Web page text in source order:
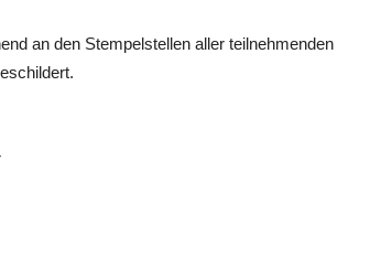
an den Stempelstellen aller teilnehmenden